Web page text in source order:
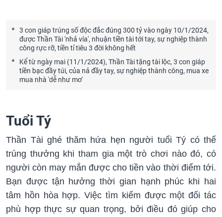
3 con giáp trúng số độc đắc đúng 300 tỷ vào ngày 10/1/2024,
được Thần Tài 'nhả vía', nhuận tiền tài tới tay, sự nghiệp thành
công rực rỡ, tiền tỉ tiêu 3 đời không hết
Kể từ ngày mai (11/1/2024), Thần Tài tặng tài lộc, 3 con giáp
tiền bạc đầy túi, của nả đầy tay, sự nghiệp thành công, mua xe
mua nhà 'dễ như mơ'
Tuổi Tý
Thần Tài ghé thăm hứa hẹn người tuổi Tý có thể
trúng thưởng khi tham gia một trò chơi nào đó, có
người còn may mắn được cho tiền vào thời điểm tới.
Bạn được tận hưởng thời gian hạnh phúc khi hai
tâm hồn hòa hợp. Việc tìm kiếm được một đối tác
phù hợp thực sự quan trọng, bởi điều đó giúp cho